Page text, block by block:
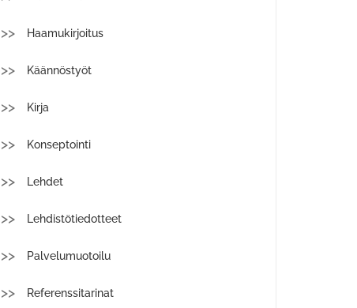
Haamukirjoitus
Käännöstyöt
Kirja
Konseptointi
Lehdet
Lehdistötiedotteet
Palvelumuotoilu
Referenssitarinat